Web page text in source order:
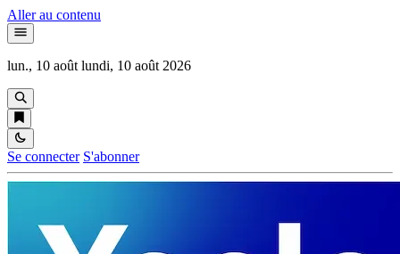
Aller au contenu
lun., 10 août lundi, 10 août 2026
Se connecter S'abonner